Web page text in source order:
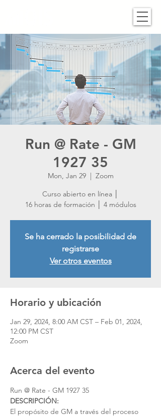
Run @ Rate - GM
1927 35
Mon, Jan 29
  |
Zoom
Curso abierto en línea │
16 horas de formación │ 4 módulos
Se ha cerrado la posibilidad de
registrarse
Ver otros eventos
Horario y ubicación
Jan 29, 2024, 8:00 AM CST – Feb 01, 2024,
12:00 PM CST
Zoom
Acerca del evento
Run @ Rate - GM 1927 35
DESCRIPCIÓN:
El propósito de GM a través del proceso